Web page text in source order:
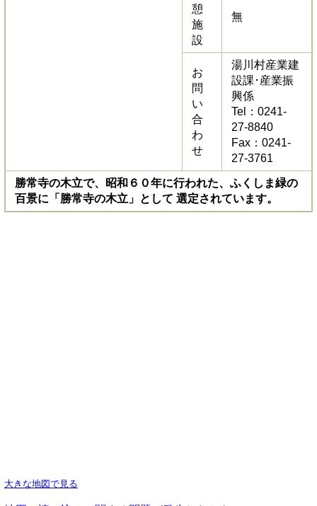
憩
施
設
無
お
問
い
合
わ
せ
湯川村産業建
設課･産業振
興係
Tel：0241-
27-8840
Fax：0241-
27-3761
勝常寺の木立で、昭和６０年に行われた、ふくしま緑の
百景に「勝常寺の木立」として 選定されています。
大きな地図で見る